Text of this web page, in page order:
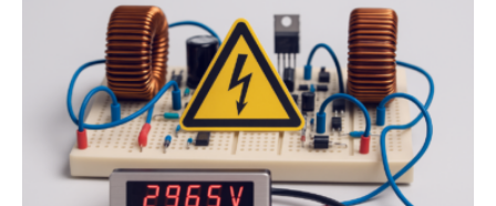
Energietechnologien werden vom Europäischen
Sozialfonds Plus (ESF+) gefördert – mit einer
Gesamtsumme von mehr als zwei Millionen Euro.
Damit zählt die Hochschule zu den großen
Gewinnerinnen der aktuellen Förderrunde des
Bayerischen Wissenschaftsministeriums. Im
Mittelpunkt steht der direkte Wissenstransfer: Neue
wissenschaftliche Erkenntnisse sollen rasch in die